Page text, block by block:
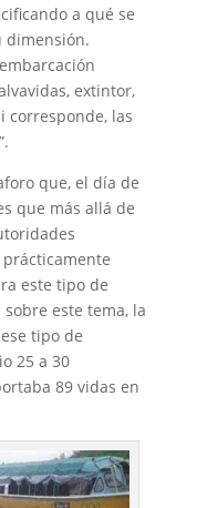
a qué se
dimensión.
extintor,
corresponde, las
que, el día de
que más allá de
este tipo de
este tema, la
tipo de
25 a 30
89 vidas en